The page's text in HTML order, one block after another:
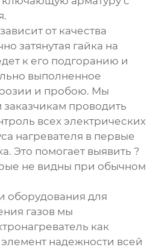
от качества
затянутая гайка на
к его подгоранию и
выполненное
и пробою. Мы
проводить
всех электрических
нагревателя в первые
Это помогает выявить ?
не видны при обычном
оборудования для
газов мы
как
надежности всей